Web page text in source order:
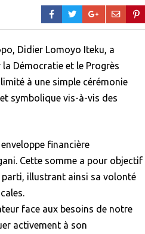
Didier Lomoyo Iteku, a
Démocratie et le Progrès
à une simple cérémonie
symbolique vis-à-vis des
financière
Cette somme a pour objectif
parti, illustrant ainsi sa volonté
face aux besoins de notre
activement à son